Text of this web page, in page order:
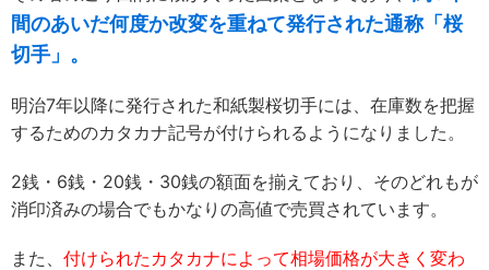
間のあいだ何度か改変を重ねて発行された通称「桜
切手」。
明治7年以降に発行された和紙製桜切手には、在庫数を把握
するためのカタカナ記号が付けられるようになりました。
2銭・6銭・20銭・30銭の額面を揃えており、そのどれもが
消印済みの場合でもかなりの高値で売買されています。
また、 付けられたカタカナによって相場価格が大きく変わ